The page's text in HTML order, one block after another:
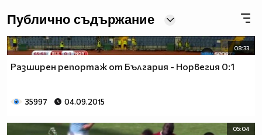
Публично съдържание
08:33
Разширен репортаж от България - Норвегия 0:1
35997 04.09.2015
05:04